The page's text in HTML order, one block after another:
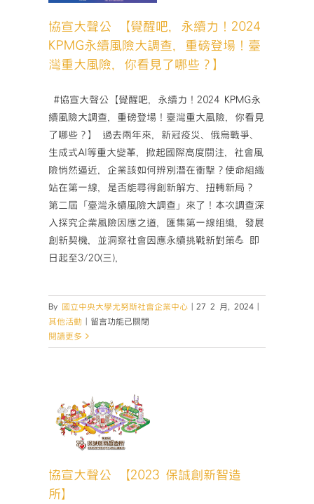
力
與
續
展
研
習
營，
邁
永
續
綠
協宣大聲公 【覺醒吧，永續力！2024
KPMG永續風險大調查，重磅登場！臺
灣重大風險，你看見了哪些？】
­ #協宣大聲公【覺醒吧，永續力！2024 KPMG永
續風險大調查，重磅登場！臺灣重大風險，你看見
了哪些？】 過去兩年來，新冠疫災、俄烏戰爭、
生成式AI等重大變革，掀起國際高度關注，社會風
險悄然逼近，企業該如何辨別潛在衝擊？使命組織
站在第一線，是否能尋得創新解方、扭轉新局？
第二屆「臺灣永續風險大調查」來了！本次調查深
入探究企業風險因應之道，匯集第一線組織，發展
創新契機，並洞察社會因應永續挑戰新對策💪 即
日起至3/20(三)，
By 國立中央大學尤努斯社會企業中心 27 2 月, 2024
其他活動
在
宣
【覺
醒
吧，
續
力！
留言功能已關閉
閱讀更多
協宣大聲公 【2023 保誠創新智造
所】